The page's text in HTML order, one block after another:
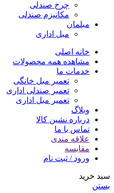
چرخ صندلی
مکانیزم صندلی
مبلمان
مبل اداری
خانه اصلی
مشاهده همه محصولات
خدمات ما
تعمیر مبل خانگی
تعمیر صندلی اداری
تعمیر مبل اداری
وبلاگ
درباره نشین کالا
تماس با ما
علاقه مندی
مقایسه
ورود / ثبت نام
سبد خرید
بستن